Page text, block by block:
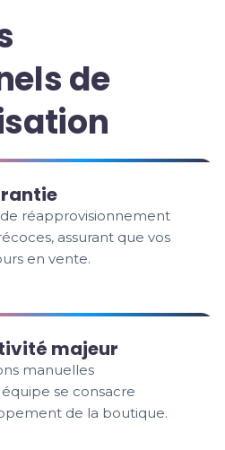
de
réapprovisionnement
assurant que vos
en vente.
majeur
manuelles
se consacre
de la boutique.